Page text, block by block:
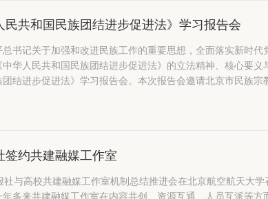
民共和国民族团结进步促进法》学习报告会
书记关于加强和改进民族工作的重要思想，全面落实新时
华人民共和国民族团结进步促进法》的立法精神、核心要
团结进步促进法》学习报告会。本次报告会邀请北京市民族宗
签约共建融媒工作室
与高校共建融媒工作室机制总结推进会在北京航空航天大
多来共建融媒工作室在内容共创、资源互通、人员互派等